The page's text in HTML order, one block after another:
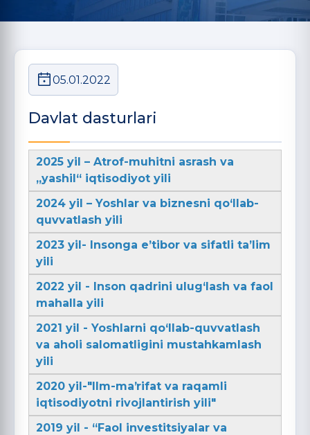
05.01.2022
Davlat dasturlari
2025 yil – Atrof-muhitni asrash va
„yashil“ iqtisodiyot yili
2024 yil – Yoshlar va biznesni qo‘llab-
quvvatlash yili
2023 yil- Insonga e’tibor va sifatli ta’lim
yili
2022 yil - Inson qadrini ulug‘lash va faol
mahalla yili
2021 yil - Yoshlarni qo‘llab-quvvatlash
va aholi salomatligini mustahkamlash
yili
2020 yil-"Ilm-maʼrifat va raqamli
iqtisodiyotni rivojlantirish yili"
2019 yil - “Faol investitsiyalar va